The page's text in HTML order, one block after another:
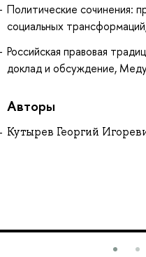
Политические сочинения:
социальных
Российская правовая
доклад и обсуждение,
Авторы
Кутырев Георгий